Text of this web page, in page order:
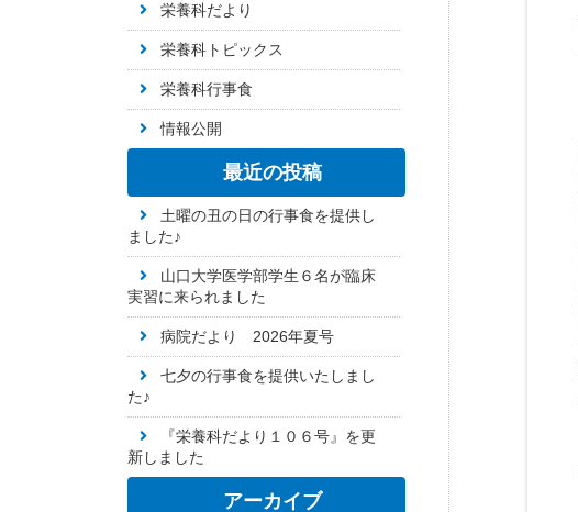
栄養科だより
栄養科トピックス
栄養科行事食
情報公開
最近の投稿
土曜の丑の日の行事食を提供し
ました♪
山口大学医学部学生６名が臨床
実習に来られました
病院だより 2026年夏号
七夕の行事食を提供いたしまし
た♪
『栄養科だより１０６号』を更
新しました
アーカイブ